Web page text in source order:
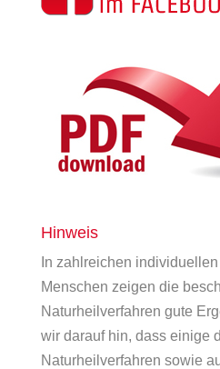
Hinweis
In zahlreichen
Menschen zeigen die
Naturheilverfahren gute
wir darauf hin, dass einige
Naturheilverfahren sowie